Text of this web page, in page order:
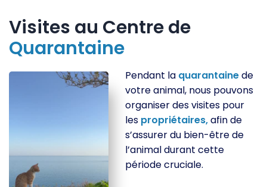
Visites au Centre de
Quarantaine
Pendant la quarantainede
votre animal, nous pouvons
organiser des visites pour
les propriétaires,afin de
s’assurer du bien-être de
l’animal durant cette
période cruciale.